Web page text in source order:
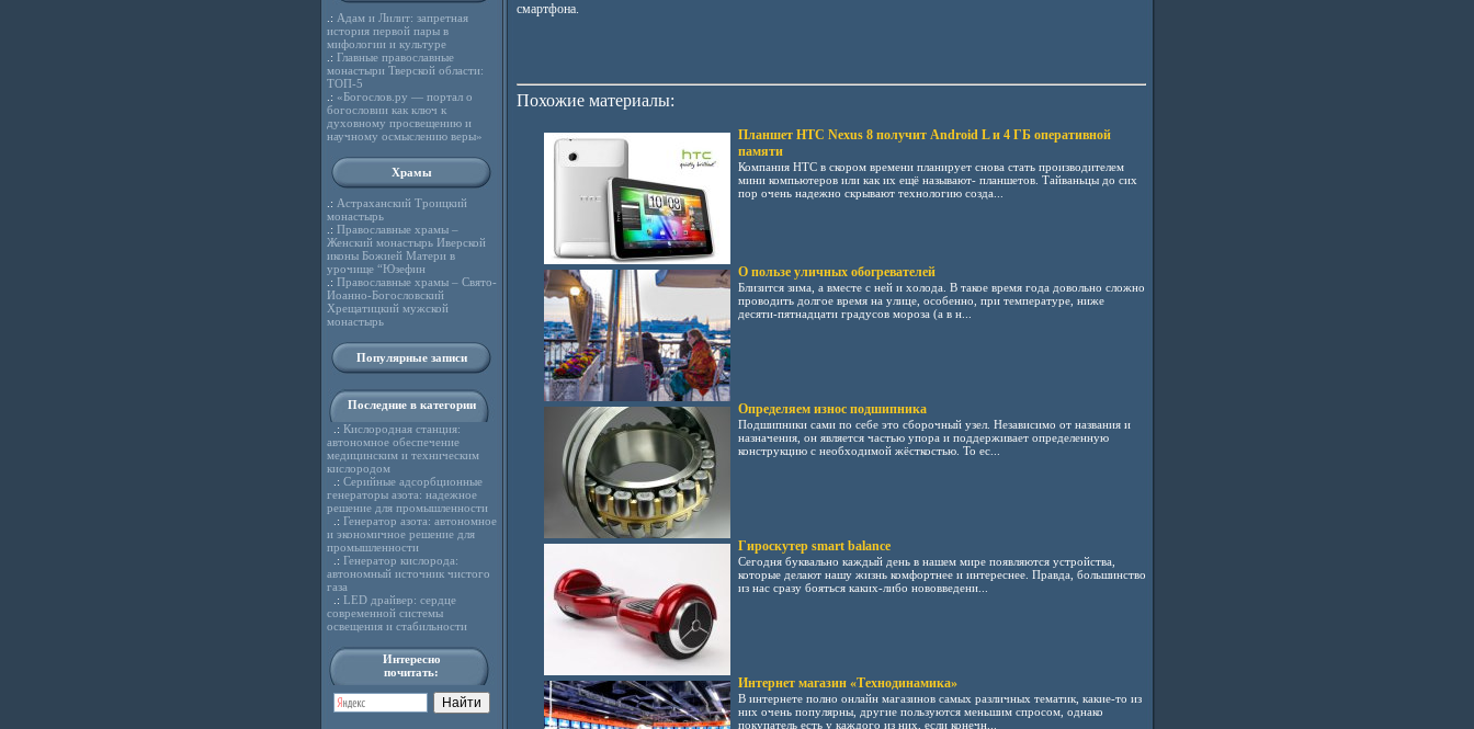
.: Адам и Лилит: запретная
история первой пары в
мифологии и культуре
.: Главные православные
монастыри Тверской области:
ТОП-5
.: «Богослов.ру — портал о
богословии как ключ к
духовному просвещению и
научному осмыслению веры»
Храмы
.: Астраханский Троицкий
монастырь
.: Православные храмы –
Женский монастырь Иверской
иконы Божией Матери в
урочище “Юзефин
.: Православные храмы – Свято-
Иоанно-Богословский
Хрещатицкий мужской
монастырь
Популярные записи
Последние в категории
.: Кислородная станция:
автономное обеспечение
медицинским и техническим
кислородом
.: Серийные адсорбционные
генераторы азота: надежное
решение для промышленности
.: Генератор азота: автономное
и экономичное решение для
промышленности
.: Генератор кислорода:
автономный источник чистого
газа
.: LED драйвер: сердце
современной системы
освещения и стабильности
Интересно
почитать:
смартфона.
Похожие материалы:
Планшет HTC Nexus 8 получит Android L и 4 ГБ оперативной
памяти
Компания НТС в скором времени планирует снова стать производителем
мини компьютеров или как их ещё называют- планшетов. Тайваньцы до сих
пор очень надежно скрывают технологию созда...
О пользе уличных обогревателей
Близится зима, а вместе с ней и холода. В такое время года довольно сложно
проводить долгое время на улице, особенно, при температуре, ниже
десяти-пятнадцати градусов мороза (а в н...
Определяем износ подшипника
Подшипники сами по себе это сборочный узел. Независимо от названия и
назначения, он является частью упора и поддерживает определенную
конструкцию с необходимой жёсткостью. То ес...
Гироскутер smart balance
Сегодня буквально каждый день в нашем мире появляются устройства,
которые делают нашу жизнь комфортнее и интереснее. Правда, большинство
из нас сразу бояться каких-либо нововведени...
Интернет магазин «Технодинамика»
В интернете полно онлайн магазинов самых различных тематик, какие-то из
них очень популярны, другие пользуются меньшим спросом, однако
покупатель есть у каждого из них, если конечн...